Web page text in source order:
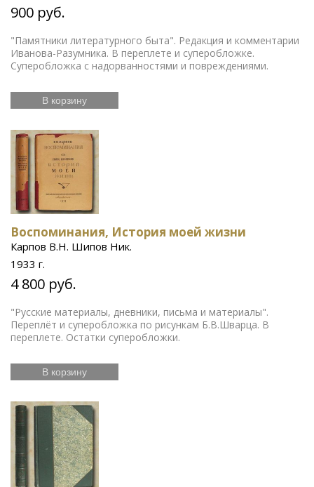
900 руб.
"Памятники литературного быта". Редакция и комментарии
Иванова-Разумника. В переплете и суперобложке.
Суперобложка с надорванностями и повреждениями.
В корзину
Воспоминания, История моей жизни
Карпов В.Н. Шипов Ник.
1933 г.
4 800 руб.
"Русские материалы, дневники, письма и материалы".
Переплёт и суперобложка по рисункам Б.В.Шварца. В
переплете. Остатки суперобложки.
В корзину